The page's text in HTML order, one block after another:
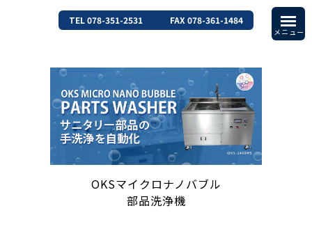
TEL 078-351-2531 FAX 078-361-1484
OKSマイクロナノバブル
部品洗浄機